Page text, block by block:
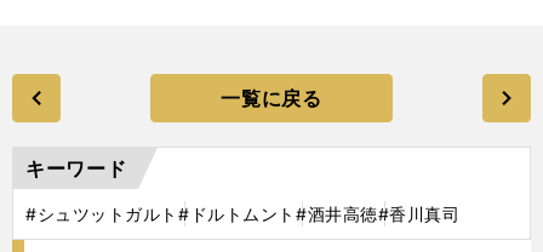
一覧に戻る
キーワード
#シュツットガルト#ドルトムント #酒井高徳#香川真司